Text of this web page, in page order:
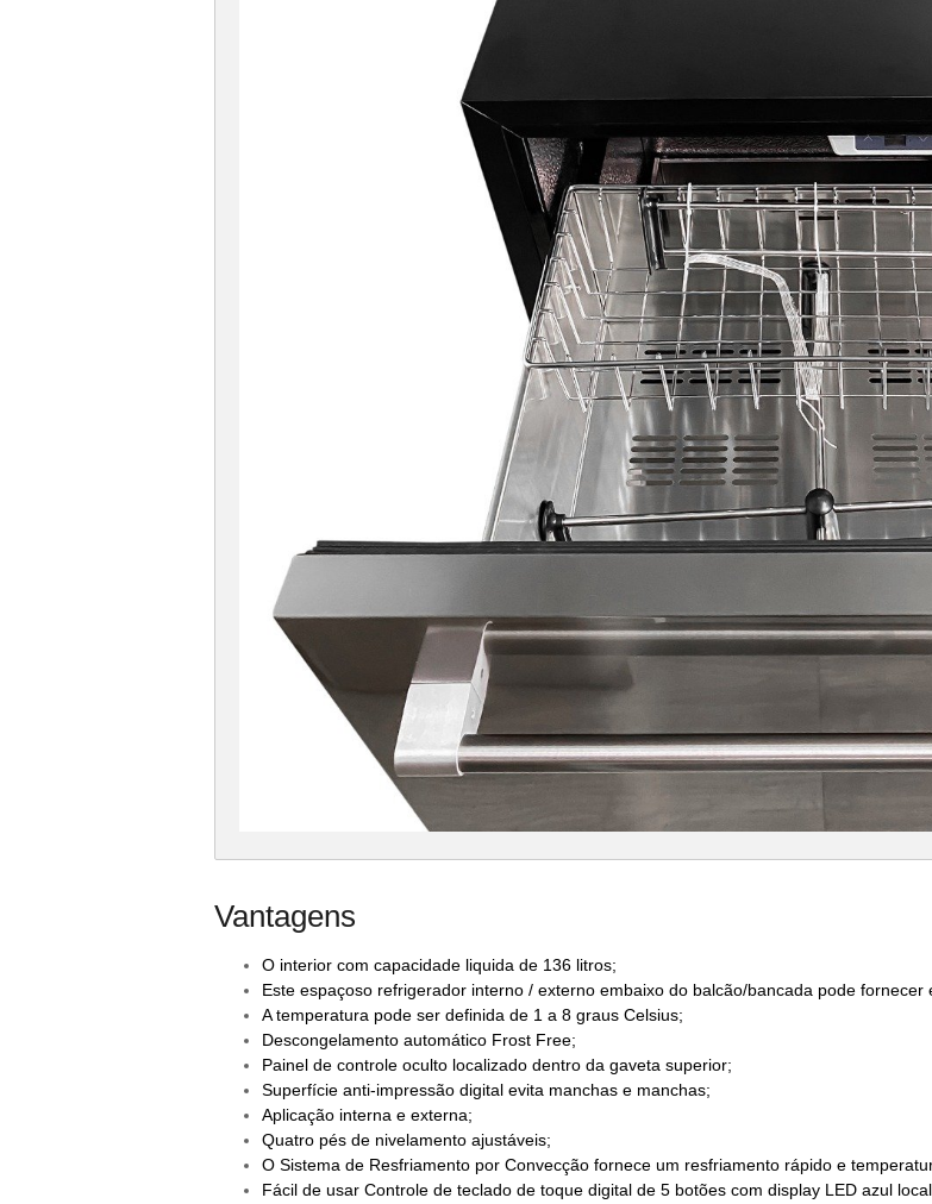
Vantagens
O interior com capacidade liquida de 136 litros;
Este espaçoso refrigerador interno / externo embaixo do balcão/bancada pode
A temperatura pode ser definida de 1 a 8 graus Celsius;
Descongelamento automático Frost Free;
Painel de controle oculto localizado dentro da gaveta superior;
Superfície anti-impressão digital evita manchas e manchas;
Aplicação interna e externa;
Quatro pés de nivelamento ajustáveis;
O Sistema de Resfriamento por Convecção fornece um resfriamento rápido e
Fácil de usar Controle de teclado de toque digital de 5 botões com display LED azul